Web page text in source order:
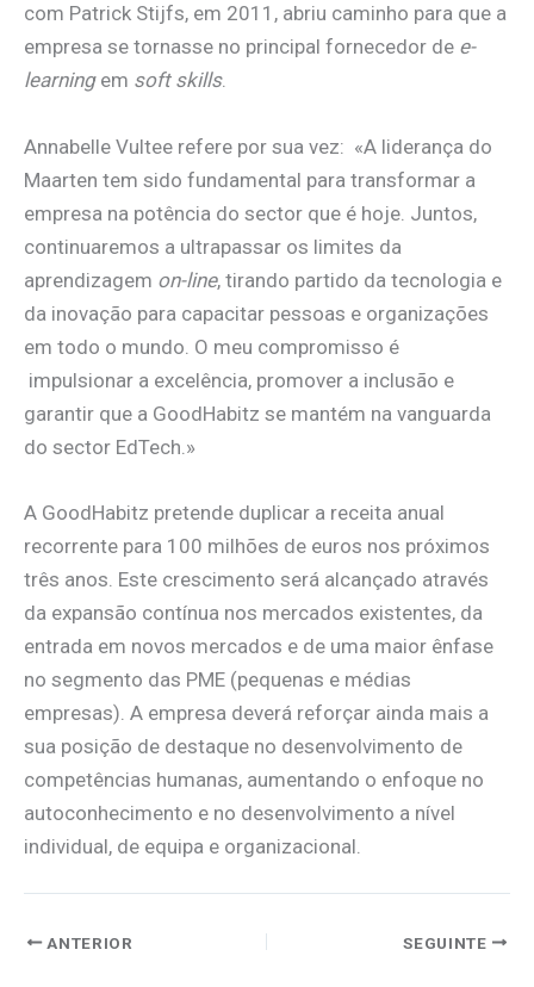
com Patrick Stijfs, em 2011, abriu caminho para que a
empresa se tornasse no principal fornecedor de e-
learningem soft skills.
Annabelle Vultee refere por sua vez: «A liderança do
Maarten tem sido fundamental para transformar a
empresa na potência do sector que é hoje. Juntos,
continuaremos a ultrapassar os limites da
aprendizagem on-line, tirando partido da tecnologia e
da inovação para capacitar pessoas e organizações
em todo o mundo. O meu compromisso é
impulsionar a excelência, promover a inclusão e
garantir que a GoodHabitz se mantém na vanguarda
do sector EdTech.»
A GoodHabitz pretende duplicar a receita anual
recorrente para 100 milhões de euros nos próximos
três anos. Este crescimento será alcançado através
da expansão contínua nos mercados existentes, da
entrada em novos mercados e de uma maior ênfase
no segmento das PME (pequenas e médias
empresas). A empresa deverá reforçar ainda mais a
sua posição de destaque no desenvolvimento de
competências humanas, aumentando o enfoque no
autoconhecimento e no desenvolvimento a nível
individual, de equipa e organizacional.
ANTERIOR SEGUINTE